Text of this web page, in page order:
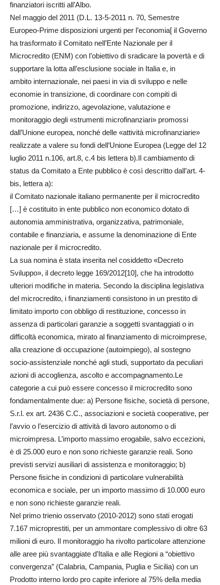
finanziatori iscritti all’Albo.
Nel maggio del 2011 (D.L. 13-5-2011 n. 70, Semestre
Europeo-Prime disposizioni urgenti per l’economia[ il Governo
ha trasformato il Comitato nell’Ente Nazionale per il
Microcredito (ENM) con l’obiettivo di sradicare la povertà e di
supportare la lotta all’esclusione sociale in Italia e, in
ambito internazionale, nei paesi in via di sviluppo e nelle
economie in transizione, di coordinare con compiti di
promozione, indirizzo, agevolazione, valutazione e
monitoraggio degli «strumenti microfinanziari» promossi
dall’Unione europea, nonché delle «attività microfinanziarie»
realizzate a valere su fondi dell’Unione Europea (Legge del 12
luglio 2011 n.106, art.8, c.4 bis lettera b).Il cambiamento di
status da Comitato a Ente pubblico è così descritto dall’art. 4-
bis, lettera a):
il Comitato nazionale italiano permanente per il microcredito
[…] è costituito in ente pubblico non economico dotato di
autonomia amministrativa, organizzativa, patrimoniale,
contabile e finanziaria, e assume la denominazione di Ente
nazionale per il microcredito.
La sua nomina è stata inserita nel cosiddetto «Decreto
Sviluppo», il decreto legge 169/2012[10], che ha introdotto
ulteriori modifiche in materia. Secondo la disciplina legislativa
del microcredito, i finanziamenti consistono in un prestito di
limitato importo con obbligo di restituzione, concesso in
assenza di particolari garanzie a soggetti svantaggiati o in
difficoltà economica, mirato al finanziamento di microimprese,
alla creazione di occupazione (autoimpiego), al sostegno
socio-assistenziale nonché agli studi, supportato da peculiari
azioni di accoglienza, ascolto e accompagnamento.Le
categorie a cui può essere concesso il microcredito sono
fondamentalmente due: a) Persone fisiche, società di persone,
S.r.l. ex art. 2436 C.C., associazioni e società cooperative, per
l’avvio o l’esercizio di attività di lavoro autonomo o di
microimpresa. L’importo massimo erogabile, salvo eccezioni,
è di 25.000 euro e non sono richieste garanzie reali. Sono
previsti servizi ausiliari di assistenza e monitoraggio; b)
Persone fisiche in condizioni di particolare vulnerabilità
economica e sociale, per un importo massimo di 10.000 euro
e non sono richieste garanzie reali.
Nel primo trienio osservato (2010-2012) sono stati erogati
7.167 microprestiti, per un ammontare complessivo di oltre 63
milioni di euro. Il monitoraggio ha rivolto particolare attenzione
alle aree più svantaggiate d’Italia e alle Regioni a “obiettivo
convergenza” (Calabria, Campania, Puglia e Sicilia) con un
Prodotto interno lordo pro capite inferiore al 75% della media